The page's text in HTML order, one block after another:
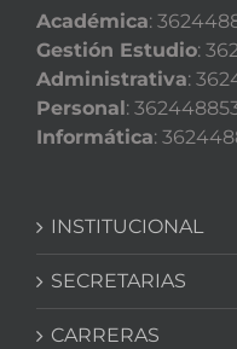
Académica:
Gestión Estudio:
Administrativa:
Personal :
Informática:
INSTITUCIONAL
SECRETARIAS
CARRERAS